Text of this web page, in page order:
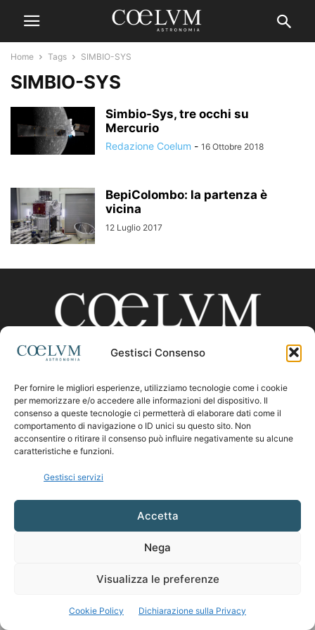
Gestisci Consenso
Per fornire le migliori esperienze, utilizziamo tecnologie come i cookie
per memorizzare e/o accedere alle informazioni del dispositivo. Il
consenso a queste tecnologie ci permetterà di elaborare dati come il
comportamento di navigazione o ID unici su questo sito. Non
acconsentire o ritirare il consenso può influire negativamente su alcune
caratteristiche e funzioni.
Gestisci servizi
Accetta
Nega
Visualizza le preferenze
Cookie Policy Dichiarazione sulla Privacy
Home Tags SIMBIO-SYS
SIMBIO-SYS
Simbio-Sys, tre occhi su
Mercurio
Redazione Coelum - 16 Ottobre 2018
BepiColombo: la partenza è
vicina
12 Luglio 2017
CHI SIAMO
Contattaci:coelumastro@coelum.com